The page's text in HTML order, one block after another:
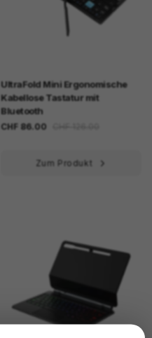
UltraFold Mini Ergonomische
Kabellose Tastatur mit
Bluetooth
CHF 86.00
Zum Produkt